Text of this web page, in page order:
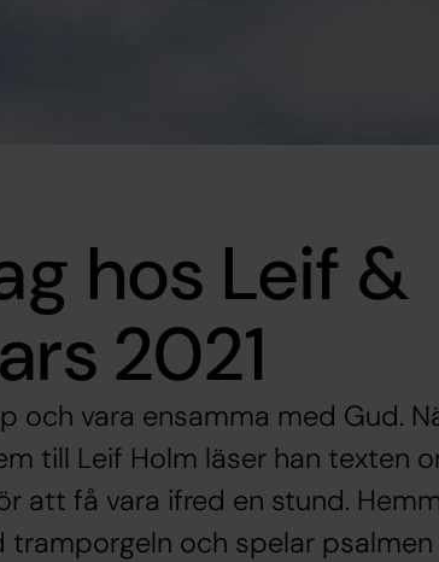
hos Leif &
2021
och vara ensamma med Gud.
till Leif Holm läser han texten
att få vara ifred en stund.
tramporgeln och spelar psalmen